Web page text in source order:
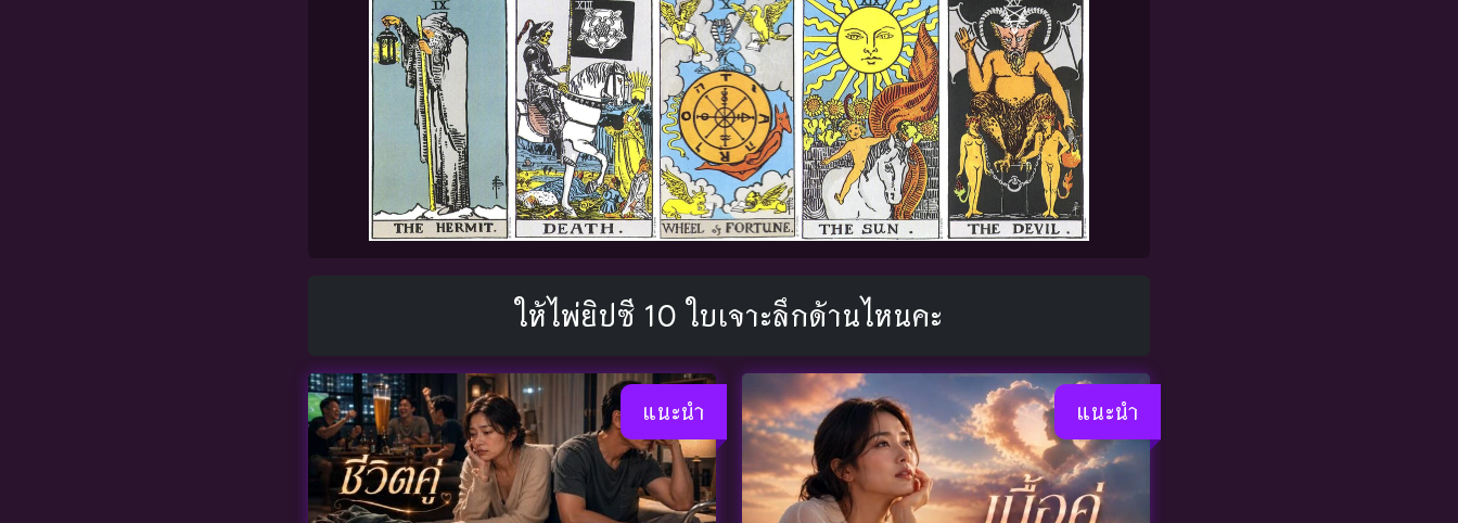
ให้ไพ่ยิปซี 10 ใบเจาะลึกด้านไหนคะ
แนะนำ แนะนำ